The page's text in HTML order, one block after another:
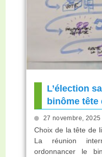
L’élection
binôme tête
27 novembre, 2025
Choix de la tête de
La réunion
ordonnancer le